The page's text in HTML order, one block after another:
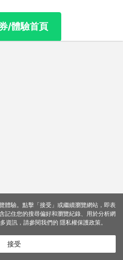
/體驗首頁
體驗。點擊「接受」或繼續瀏覽網站，即表
記住您的搜尋偏好和瀏覽紀錄、用於分析網
資訊，請參閱我們的 隱私權保護政策。
接受